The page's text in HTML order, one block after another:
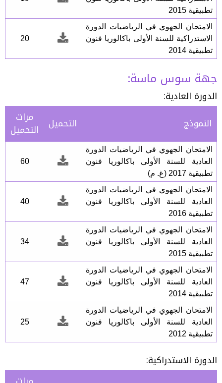
تطبيقية 2015
الامتحان الجهوي في الرياضيات الدورة
الاستدراكية للسنة الأولى باكالوريا فنون
تطبيقية 2014
20
جهة سوس ماسة:
الدورة العادية:
النموذج
التحميل مرات
التحميل
الامتحان الجهوي في الرياضيات الدورة
العادية للسنة الأولى باكالوريا فنون
تطبيقية 2017 (غ. م)
60
الامتحان الجهوي في الرياضيات الدورة
العادية للسنة الأولى باكالوريا فنون
تطبيقية 2016
40
الامتحان الجهوي في الرياضيات الدورة
العادية للسنة الأولى باكالوريا فنون
تطبيقية 2015
34
الامتحان الجهوي في الرياضيات الدورة
العادية للسنة الأولى باكالوريا فنون
تطبيقية 2014
47
الامتحان الجهوي في الرياضيات الدورة
العادية للسنة الأولى باكالوريا فنون
تطبيقية 2012
25
الدورة الاستدراكية: